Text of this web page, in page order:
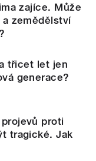
zajíce. Může
zemědělství
třicet let jen
generace?
proti
tragické. Jak